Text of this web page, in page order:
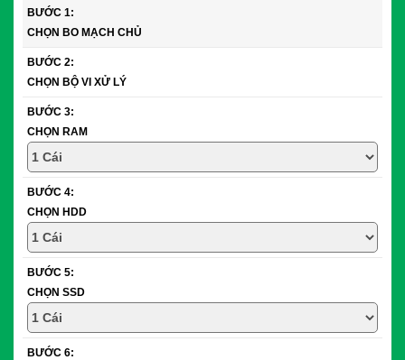
BƯỚC 1:
CHỌN BO MẠCH CHỦ
BƯỚC 2:
CHỌN BỘ VI XỬ LÝ
BƯỚC 3:
CHỌN RAM
BƯỚC 4:
CHỌN HDD
BƯỚC 5:
CHỌN SSD
BƯỚC 6: